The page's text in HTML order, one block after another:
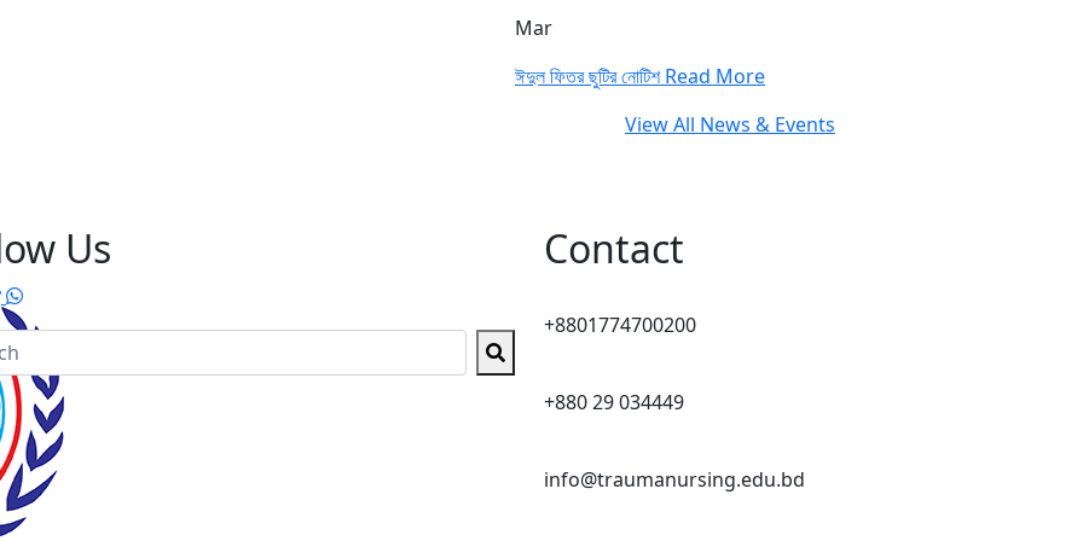
Mar
ঈদুল ফিতর ছুটির নোটিশRead More
View All News & Events
Us Contact
+8801774700200
+880 29 034449
info@traumanursing.edu.bd